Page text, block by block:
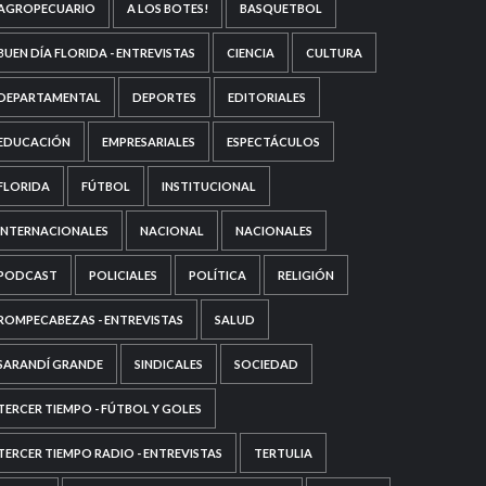
A LOS BOTES! BASQUETBOL
DÍA FLORIDA - ENTREVISTAS CIENCIA CULTURA
DEPORTES EDITORIALES
EMPRESARIALES ESPECTÁCULOS
FÚTBOL INSTITUCIONAL
NACIONAL NACIONALES
POLICIALES POLÍTICA RELIGIÓN
- ENTREVISTAS SALUD
GRANDE SINDICALES SOCIEDAD
TIEMPO - FÚTBOL Y GOLES
TIEMPO RADIO - ENTREVISTAS TERTULIA